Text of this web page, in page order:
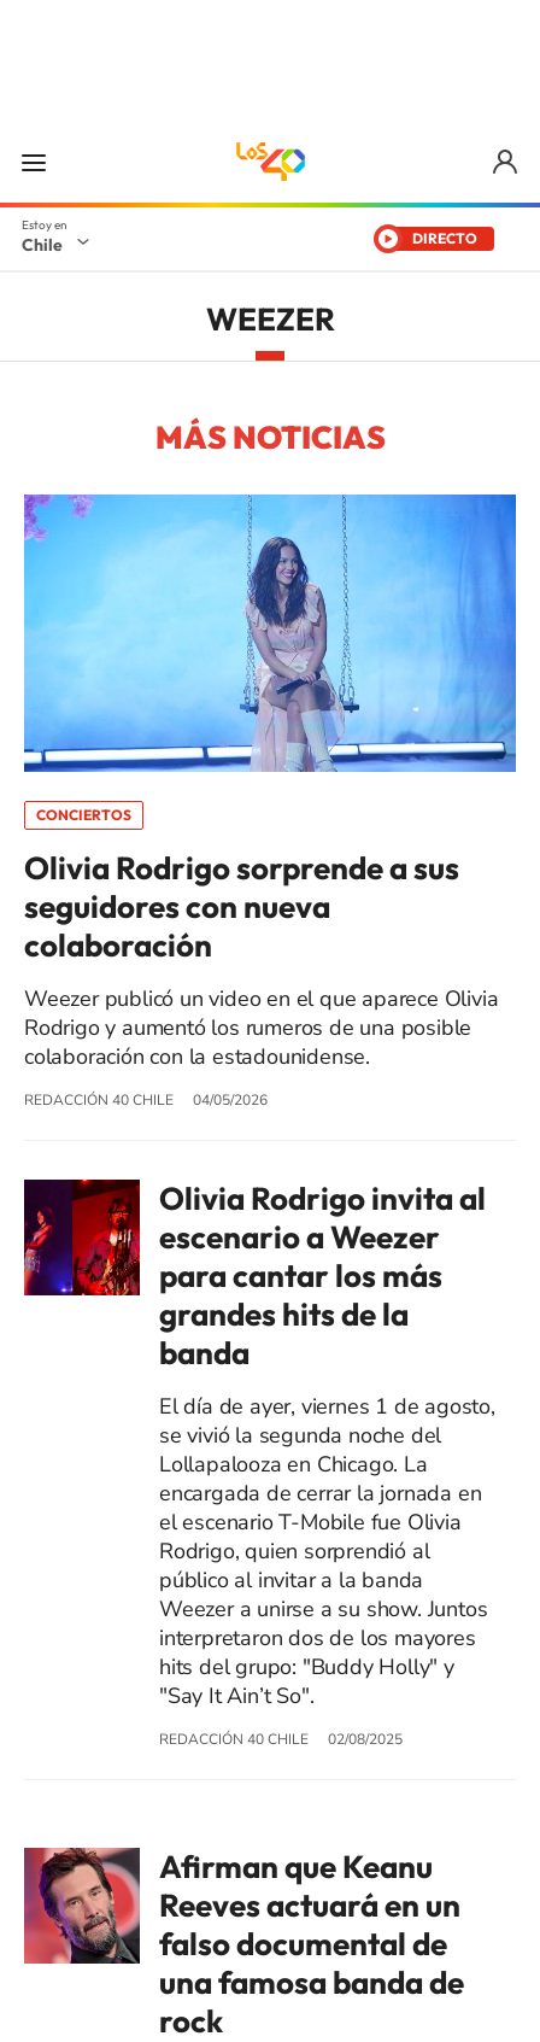
Chile DIRECTO
WEEZER
MÁS NOTICIAS
CONCIERTOS
Olivia Rodrigo sorprende a sus
seguidores con nueva
colaboración
Weezer publicó un video en el que aparece Olivia
Rodrigo y aumentó los rumeros de una posible
colaboración con la estadounidense.
REDACCIÓN 40 CHILE 04/05/2026
Olivia Rodrigo invita al
escenario a Weezer
para cantar los más
grandes hits de la
banda
El día de ayer, viernes 1 de agosto,
se vivió la segunda noche del
Lollapalooza en Chicago. La
encargada de cerrar la jornada en
el escenario T-Mobile fue Olivia
Rodrigo, quien sorprendió al
público al invitar a la banda
Weezer a unirse a su show. Juntos
interpretaron dos de los mayores
hits del grupo: "Buddy Holly" y
"Say It Ain’t So".
REDACCIÓN 40 CHILE 02/08/2025
Afirman que Keanu
Reeves actuará en un
falso documental de
una famosa banda de
rock